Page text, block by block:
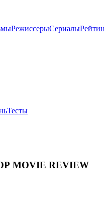
РежиссерыСериалы
Тесты
MOVIE REVIEW